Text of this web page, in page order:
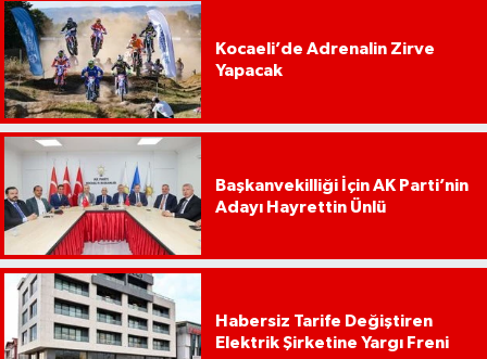
Kocaeli’de Adrenalin Zirve
Yapacak
Başkanvekilliği İçin AK Parti’nin
Adayı Hayrettin Ünlü
Habersiz Tarife Değiştiren
Elektrik Şirketine Yargı Freni